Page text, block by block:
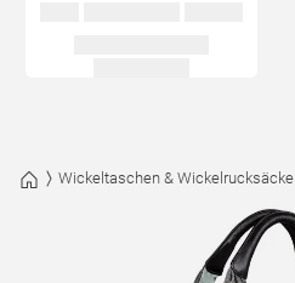
Wickeltaschen & Wickelrucksäcke